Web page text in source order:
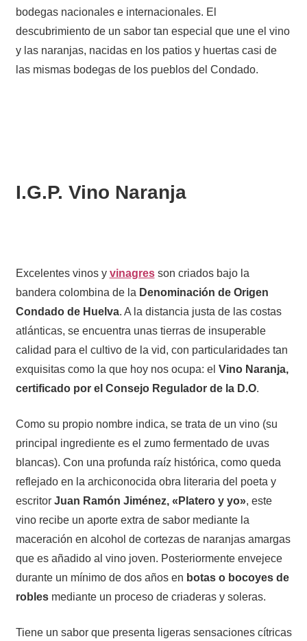
bodegas nacionales e internacionales. El
descubrimiento de un sabor tan especial que une el vino
y las naranjas, nacidas en los patios y huertas casi de
las mismas bodegas de los pueblos del Condado.
I.G.P. Vino Naranja
Excelentes vinos y vinagresson criados bajo la
bandera colombina de la Denominación de Origen
Condado de Huelva. A la distancia justa de las costas
atlánticas, se encuentra unas tierras de insuperable
calidad para el cultivo de la vid, con particularidades tan
exquisitas como la que hoy nos ocupa: el Vino Naranja,
certificado por el Consejo Regulador de la D.O.
Como su propio nombre indica, se trata de un vino (su
principal ingrediente es el zumo fermentado de uvas
blancas). Con una profunda raíz histórica, como queda
reflejado en la archiconocida obra literaria del poeta y
escritor Juan Ramón Jiménez, «Platero y yo», este
vino recibe un aporte extra de sabor mediante la
maceración en alcohol de cortezas de naranjas amargas
que es añadido al vino joven. Posteriormente envejece
durante un mínimo de dos años en botas o bocoyes de
roblesmediante un proceso de criaderas y soleras.
Tiene un sabor que presenta ligeras sensaciones cítricas